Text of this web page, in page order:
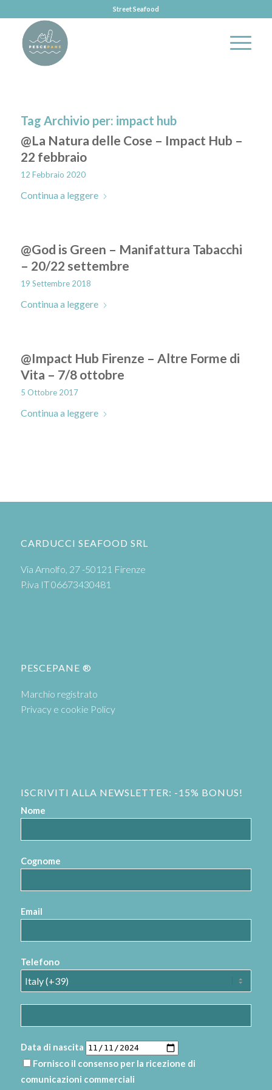
Street Seafood
Tag Archivio per: impact hub
@La Natura delle Cose – Impact Hub –
22 febbraio
12 Febbraio 2020
Continua a leggere
@God is Green – Manifattura Tabacchi
– 20/22 settembre
19 Settembre 2018
Continua a leggere
@Impact Hub Firenze – Altre Forme di
Vita – 7/8 ottobre
5 Ottobre 2017
Continua a leggere
CARDUCCI SEAFOOD SRL
Via Arnolfo, 27 -50121 Firenze
P.iva IT 06673430481
PESCEPANE ®
Marchio registrato
Privacy e cookie Policy
ISCRIVITI ALLA NEWSLETTER: -15% BONUS!
Nome
Cognome
Email
Telefono
Data di nascita
Fornisco il consenso per la ricezione di
comunicazioni commerciali